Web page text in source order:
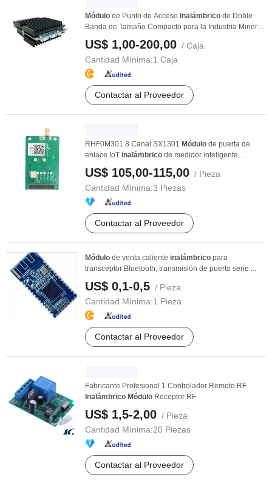
Módulo de Punto de Acceso Inalámbrico de Doble
Banda de Tamaño Compacto para la Industria Minera
US$ 1,00-200,00 / Caja
Cantidad Mínima:1 Caja
Contactar al Proveedor
RHF0M301 8 Canal SX1301 Módulo de puerta de
enlace IoT inalámbrico de medidor inteligente
Semtech
US$ 105,00-115,00 / Pieza
Cantidad Mínima:3 Piezas
Contactar al Proveedor
Módulo de venta caliente inalámbrico para
transceptor Bluetooth, transmisión de puerto serie ...
US$ 0,1-0,5 / Pieza
Cantidad Mínima:1 Pieza
Contactar al Proveedor
Fabricante Profesional 1 Controlador Remoto RF
Inalámbrico Módulo Receptor RF
US$ 1,5-2,00 / Pieza
Cantidad Mínima:20 Piezas
Contactar al Proveedor